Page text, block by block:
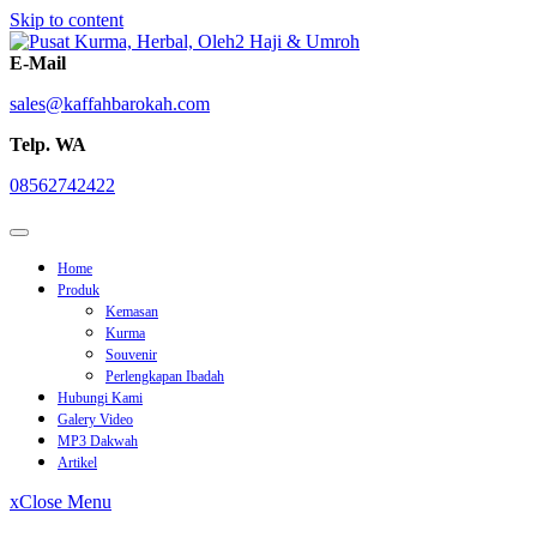
Skip to content
E-Mail
sales@kaffahbarokah.com
Telp. WA
08562742422
Home
Produk
Kemasan
Kurma
Souvenir
Perlengkapan Ibadah
Hubungi Kami
Galery Video
MP3 Dakwah
Artikel
xClose Menu